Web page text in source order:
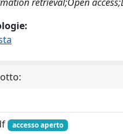
accesso aperto